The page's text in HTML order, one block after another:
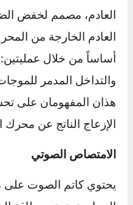
ما هو كاتم
كاتم الصوت في السيارة
العادم، مصمم لخفض
العادم الخارجة من
أساساً من خلال عمليتين:
هذان المفهومان على
الإزعاج الناتج عن محرك